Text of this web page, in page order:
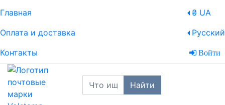
Главная
Оплата и доставка
Контакты
₴ UA
Русский
Войти
Найти